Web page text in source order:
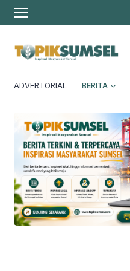
ADVERTORIAL BERITA